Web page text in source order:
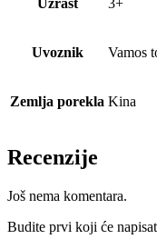
Uzrast 3+
Uvoznik Vamos
Zemlja porekla Kina
Recenzije
Još nema komentara.
Budite prvi koji će